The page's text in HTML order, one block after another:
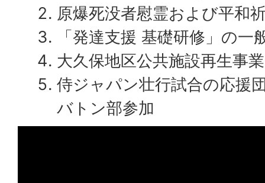
原爆死没者慰霊および平和
「発達支援 基礎研修」の一
大久保地区公共施設再生事
侍ジャパン壮行試合の応援
バトン部参加